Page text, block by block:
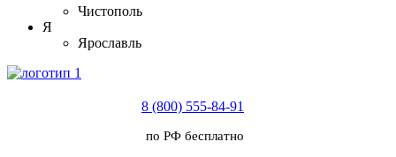
Чистополь
Я
Ярославль
8 (800) 555-84-91
по РФ бесплатно